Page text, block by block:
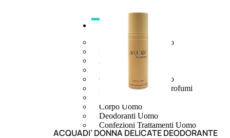
Detergente Viso Uomo
Dopobarba Uomo
Antieta Uomo
Anticaduta Uomo
Contorno Occhi Uomo
Bagnodoccia Uomo Profumi
Docciaschiuma Uomo
Corpo Uomo
Deodoranti Uomo
Confezioni Trattamenti Uomo
ACQUADI’ DONNA DELICATE DEODORANTE